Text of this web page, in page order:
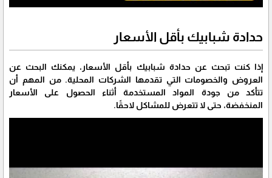
حدادة شبابيك بأقل الأسعار
إذا كنت تبحث عن حدادة شبابيك بأقل الأسعار، يمكنك البحث عن
العروض والخصومات التي تقدمها الشركات المحلية. من المهم أن
تتأكد من جودة المواد المستخدمة أثناء الحصول على الأسعار
المنخفضة، حتى لا تتعرض للمشاكل لاحقًا.